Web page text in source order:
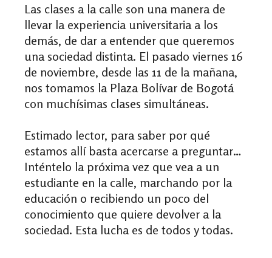
Las clases a la calle son una manera de
llevar la experiencia universitaria a los
demás, de dar a entender que queremos
una sociedad distinta. El pasado viernes 16
de noviembre, desde las 11 de la mañana,
nos tomamos la Plaza Bolívar de Bogotá
con muchísimas clases simultáneas.
Estimado lector, para saber por qué
estamos allí basta acercarse a preguntar…
Inténtelo la próxima vez que vea a un
estudiante en la calle, marchando por la
educación o recibiendo un poco del
conocimiento que quiere devolver a la
sociedad. Esta lucha es de todos y todas.